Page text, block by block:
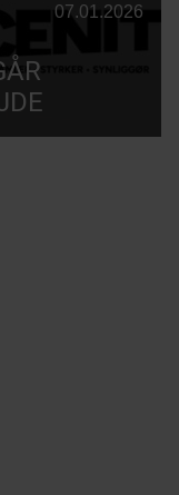
07.01.2026